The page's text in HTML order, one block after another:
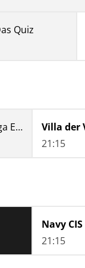
Quiz
ran Fußball: 2. Bundesliga Eröffnungsspiel VfL Bochum - Hertha BSC - Highlights
Villa der
21:15
Navy CIS
21:15